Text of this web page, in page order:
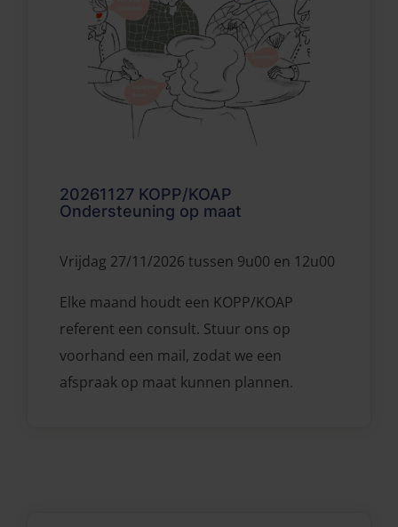
20261127 KOPP/KOAP
Ondersteuning op maat
Elke maand houdt een KOPP/KOAP
referent een consult. Stuur ons op
voorhand een mail, zodat we een
afspraak op maat kunnen plannen.
Vrijdag 27/11/2026 tussen 9u00 en 12u00